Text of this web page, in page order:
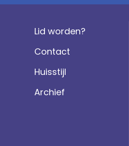
Lid worden?
Contact
Huisstijl
Archief